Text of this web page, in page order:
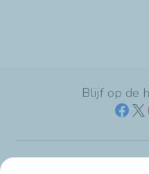
Blijf op de